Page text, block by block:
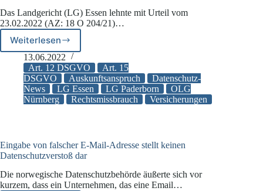
Das Landgericht (LG) Essen lehnte mit Urteil vom
23.02.2022 (AZ: 18 O 204/21)…
Weiterlesen
LG
Essen
und
LG
Paderborn
urteilen
Art.
15
13.06.2022
Art. 12 DSGVO
Art. 15
DSGVO
Auskunftsanspruch
Datenschutz-
News
LG Essen LG Paderborn
OLG
Nürnberg
Rechtsmissbrauch Versicherungen
Eingabe von falscher E-Mail-Adresse stellt keinen
Datenschutzverstoß dar
Die norwegische Datenschutzbehörde äußerte sich vor
kurzem, dass ein Unternehmen, das eine Email…